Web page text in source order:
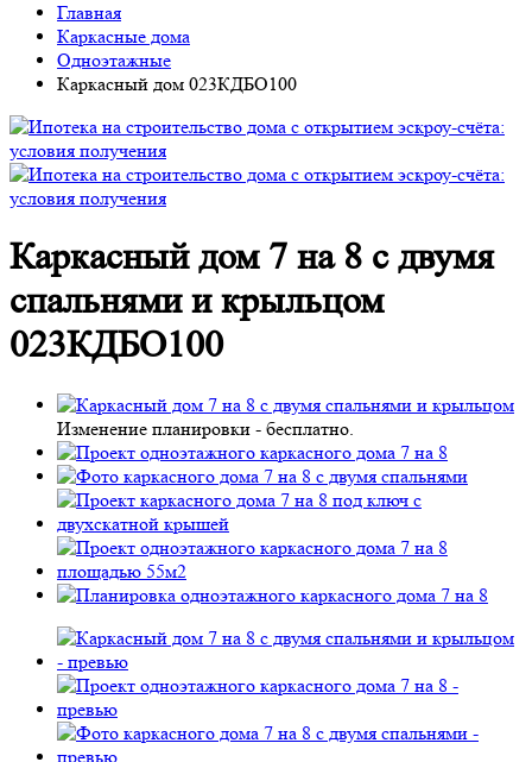
Главная
Каркасные дома
Одноэтажные
Каркасный дом 023КДБО100
Каркасный дом 7 на 8 с двумя
спальнями и крыльцом
023КДБО100
Изменение планировки - бесплатно.